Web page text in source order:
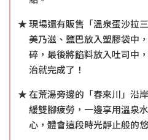
現場還有販售「溫泉蛋沙拉
美乃滋、鹽巴放入塑膠袋中
碎，最後將餡料放入吐司中
治就完成了！
在荒湯旁邊的「春來川」沿
緩雙腳疲勞，一邊享用溫泉
心，體會這段時光靜止般的